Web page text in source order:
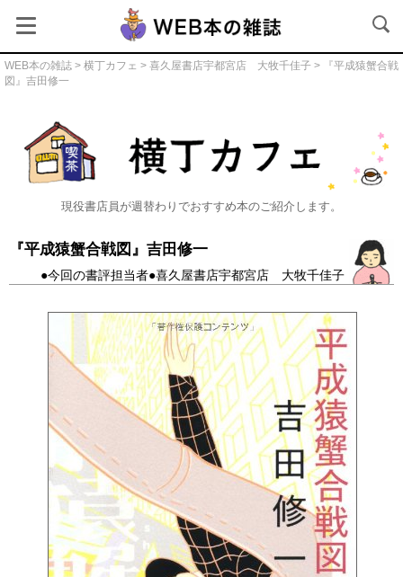
WEB本の雑誌 > 横丁カフェ > 喜久屋書店宇都宮店 大牧千佳子 > 『平成猿蟹合戦
図』吉田修一
横丁カフェ現役書店員が週替わりでおすすめ本のご紹介します。
『平成猿蟹合戦図』吉田修一
●今回の書評担当者●喜久屋書店宇都宮店 大牧千佳子